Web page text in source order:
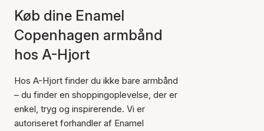
Køb dine Enamel
Copenhagen armbånd
hos A-Hjort
Hos A-Hjort finder du ikke bare armbånd
– du finder en shoppingoplevelse, der er
enkel, tryg og inspirerende. Vi er
autoriseret forhandler af Enamel